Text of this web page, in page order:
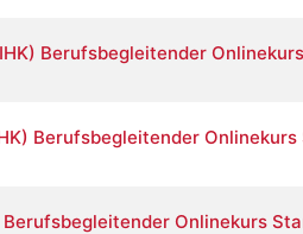
Berufsbegleitender
Berufsbegleitender
Onlinekurs